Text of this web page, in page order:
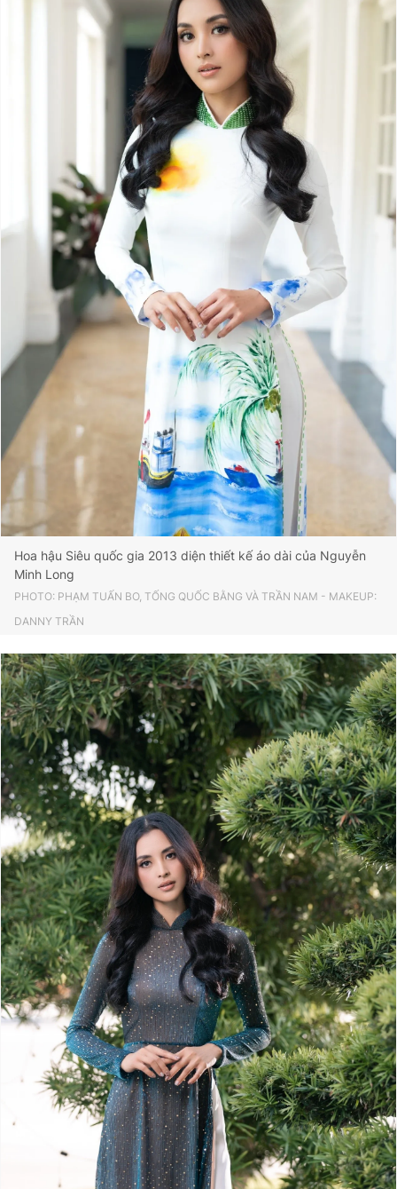
Quảng cáo RSS Tòa soạn Chính sách bảo
Tổng biên tập: Nguyễn Ngọc Toàn
Phó tổng biên tập thường trực: Hải Thành
Phó tổng biên tập: Lâm Hiếu Dũng
Phó tổng biên tập: Trần Việt Hưng
Tổng thư ký tòa soạn: Đức Trung
Giấy phép xuất bản số 110/GP - BTTTT cấp ngày 24.3.2020
© 2003-2026 Bản quyền thuộc về Báo Thanh Niên. Cấm sao
chép dưới mọi hình thức nếu không có sự chấp thuận bằng văn
bản. Phát triển bởi ePi Technologies, JSC.
Hoa hậu Siêu quốc gia 2013 diện thiết kế áo dài của Nguyễn
Minh Long
PHOTO: PHẠM TUẤN BO, TỐNG QUỐC BẰNG VÀ TRẦN NAM - MAKEUP:
DANNY TRẦN